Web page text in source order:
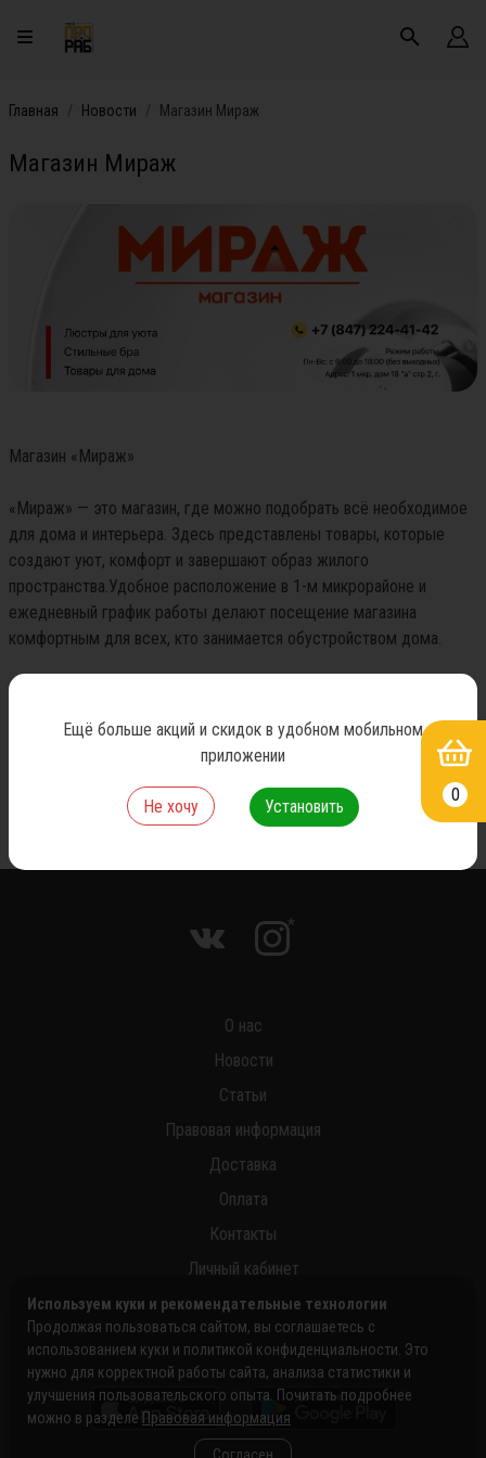
Главная Новости Магазин Мираж
Магазин Мираж
Магазин «Мираж»
«Мираж» — это магазин, где можно подобрать всё необходимое
для дома и интерьера. Здесь представлены товары, которые
создают уют, комфорт и завершают образ жилого
пространства.Удобное расположение в 1-м микрорайоне и
ежедневный график работы делают посещение магазина
комфортным для всех, кто занимается обустройством дома.
Режим работы: ежедневно с 9:00 до 18:00
Назад к списку новостей
*
О нас
Новости
Статьи
Правовая информация
Доставка
Оплата
Контакты
Личный кабинет
0
Используем куки и рекомендательные технологии
Продолжая пользоваться сайтом, вы соглашаетесь с
использованием куки и политикой конфиденциальности. Это
нужно для корректной работы сайта, анализа статистики и
улучшения пользовательского опыта. Почитать подробнее
можно в разделе Правовая информация
Ещё больше акций и скидок в удобном мобильном
приложении
Не хочу Установить